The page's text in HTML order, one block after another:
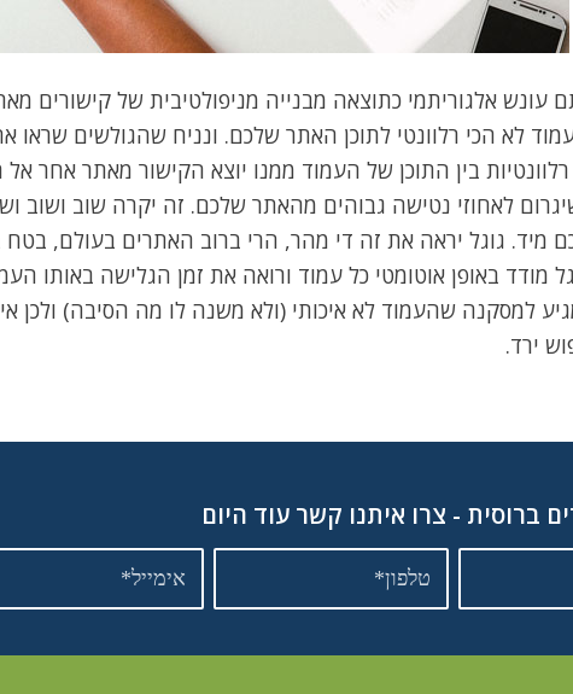
עונש אלגוריתמי כתוצאה מבנייה מניפולטיבית של
לא הכי רלוונטי לתוכן האתר שלכם. ונניח שהגולשים
בין התוכן של העמוד ממנו יוצא הקישור מאתר אחר
לאחוזי נטישה גבוהים מהאתר שלכם. זה יקרה שוב ושוב
מיד. גוגל יראה את זה די מהר, הרי ברוב האתרים בעולם,
מודד באופן אוטומטי כל עמוד ורואה את זמן הגלישה
למסקנה שהעמוד לא איכותי (ולא משנה לו מה הסיבה) ולכן
ירד.
ברוסית - צרו איתנו קשר עוד היום